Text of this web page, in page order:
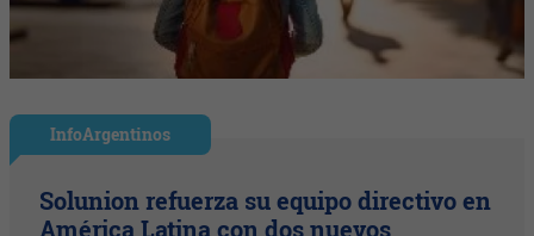
InfoArgentinos
Solunion refuerza su equipo directivo en
América Latina con dos nuevos